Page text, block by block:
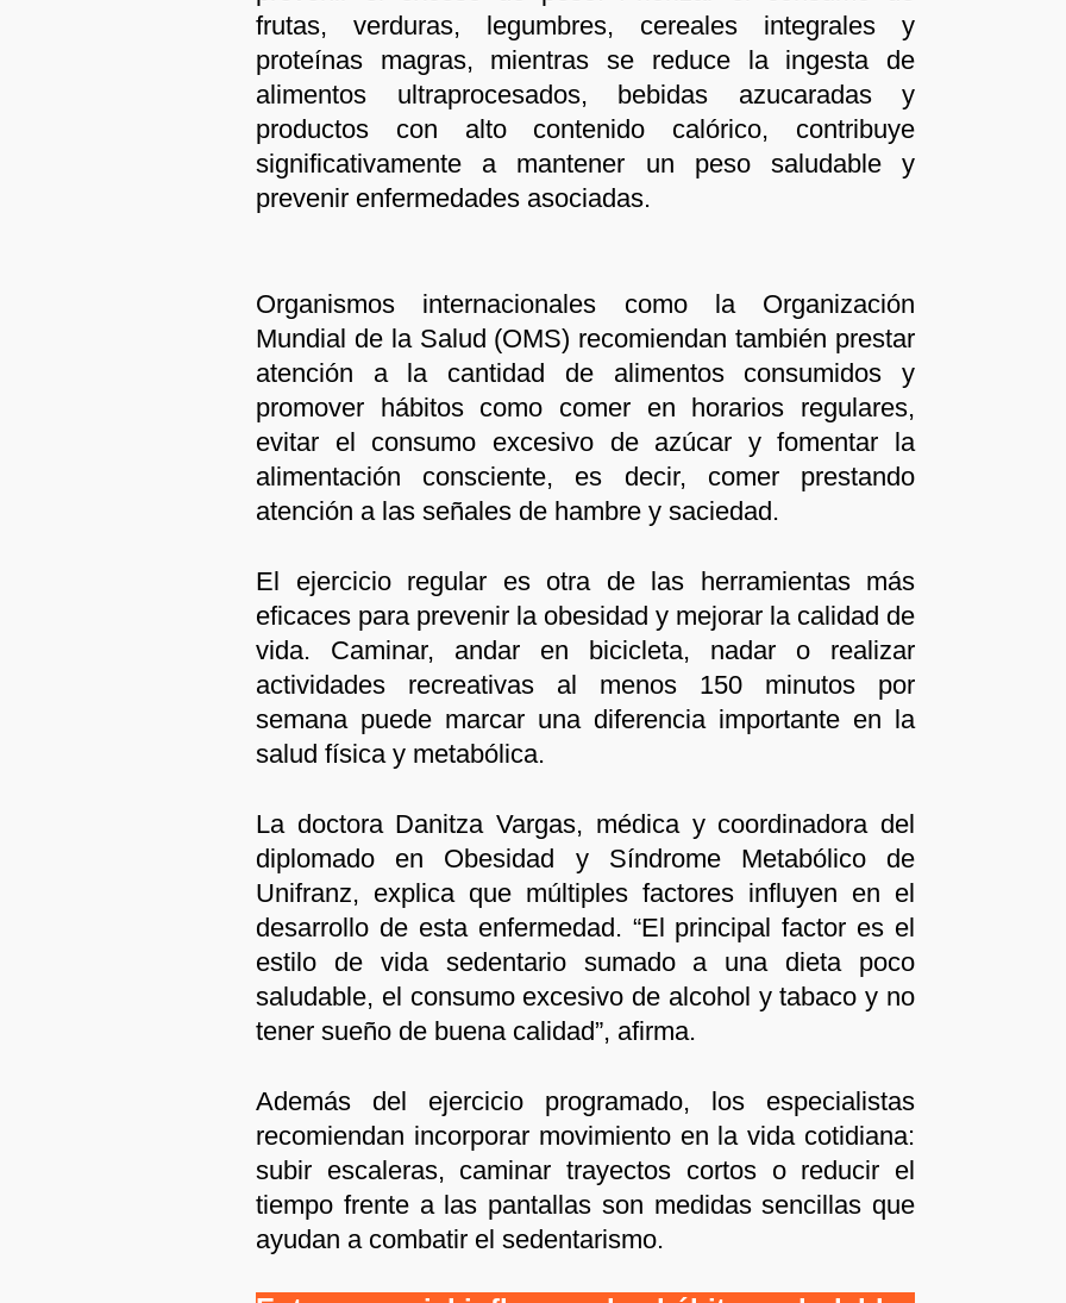
frutas, verduras, legumbres, cereales integrales y
proteínas magras, mientras se reduce la ingesta de
alimentos ultraprocesados, bebidas azucaradas y
productos con alto contenido calórico, contribuye
significativamente a mantener un peso saludable y
prevenir enfermedades asociadas.
Organismos internacionales como la Organización
Mundial de la Salud (OMS) recomiendan también prestar
atención a la cantidad de alimentos consumidos y
promover hábitos como comer en horarios regulares,
evitar el consumo excesivo de azúcar y fomentar la
alimentación consciente, es decir, comer prestando
atención a las señales de hambre y saciedad.
El ejercicio regular es otra de las herramientas más
eficaces para prevenir la obesidad y mejorar la calidad de
vida. Caminar, andar en bicicleta, nadar o realizar
actividades recreativas al menos 150 minutos por
semana puede marcar una diferencia importante en la
salud física y metabólica.
La doctora Danitza Vargas, médica y coordinadora del
diplomado en Obesidad y Síndrome Metabólico de
Unifranz, explica que múltiples factores influyen en el
desarrollo de esta enfermedad. “El principal factor es el
estilo de vida sedentario sumado a una dieta poco
saludable, el consumo excesivo de alcohol y tabaco y no
tener sueño de buena calidad”, afirma.
Además del ejercicio programado, los especialistas
recomiendan incorporar movimiento en la vida cotidiana:
subir escaleras, caminar trayectos cortos o reducir el
tiempo frente a las pantallas son medidas sencillas que
ayudan a combatir el sedentarismo.